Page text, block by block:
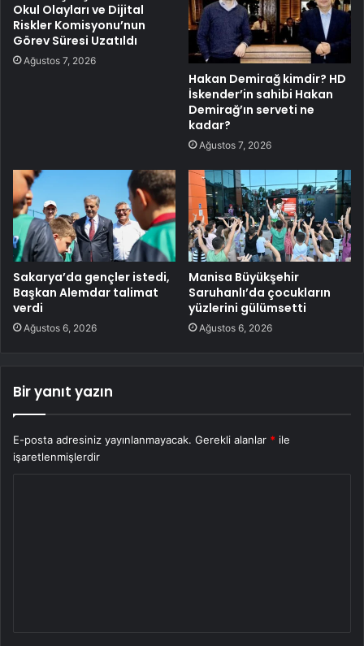
Okul Olayları ve Dijital
Riskler Komisyonu’nun
Görev Süresi Uzatıldı
Ağustos 7, 2026
Hakan Demirağ kimdir? HD
İskender’in sahibi Hakan
Demirağ’ın serveti ne
kadar?
Ağustos 7, 2026
Sakarya’da gençler istedi,
Başkan Alemdar talimat
verdi
Ağustos 6, 2026
Manisa Büyükşehir
Saruhanlı’da çocukların
yüzlerini gülümsetti
Ağustos 6, 2026
Bir yanıt yazın
E-posta adresiniz yayınlanmayacak. Gerekli alanlar * ile
işaretlenmişlerdir